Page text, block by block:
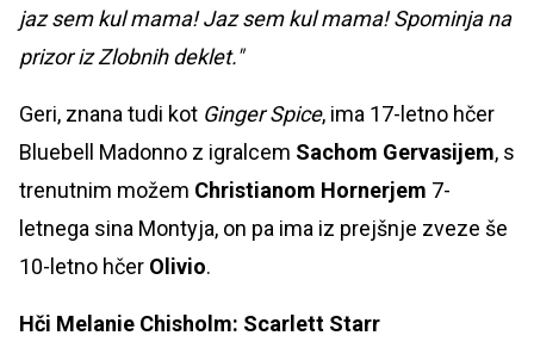
jaz sem kul mama! Jaz sem kul mama! Spominja na
prizor iz Zlobnih deklet."
Geri, znana tudi kot Ginger Spice, ima 17-letno hčer
Bluebell Madonno z igralcem Sachom Gervasijem, s
trenutnim možem Christianom Hornerjem 7-
letnega sina Montyja, on pa ima iz prejšnje zveze še
10-letno hčer Olivio.
Hči Melanie Chisholm: Scarlett Starr